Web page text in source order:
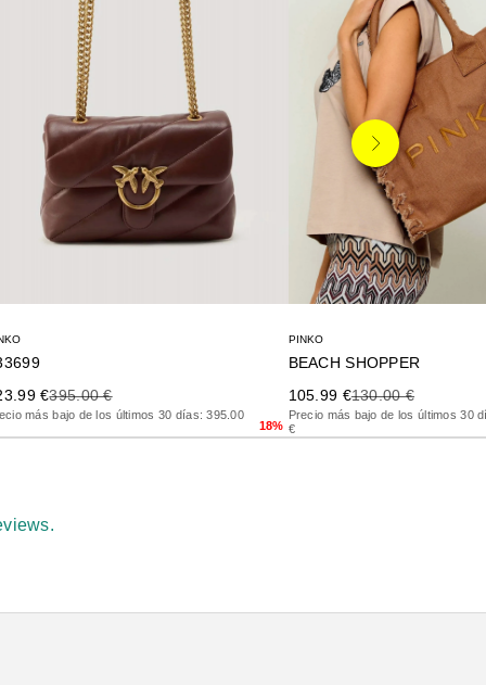
de oferta
€Precio anterior
395.00 €
más bajo de los últimos 30 días: 395.00
18%
PINKO
BEACH SHOPPER
Precio de oferta
105.99 €Precio anterior
130.00 €
Precio más bajo de los últimos 30
€
Siguiente